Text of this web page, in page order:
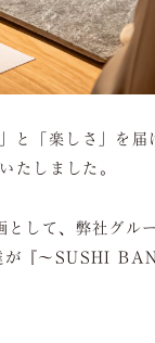
と「楽しさ」を
たしました。
して、弊社グル
『〜SUSHI